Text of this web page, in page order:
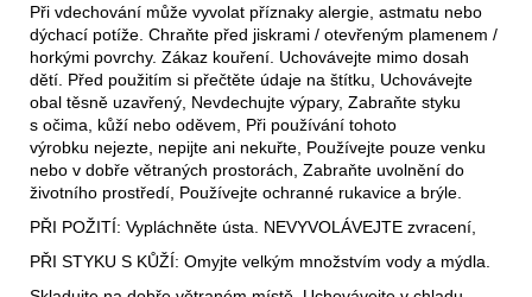
Při vdechování může vyvolat příznaky alergie, astmatu nebo
dýchací potíže. Chraňte před jiskrami / otevřeným plamenem /
horkými povrchy. Zákaz kouření. Uchovávejte mimo dosah
dětí. Před použitím si přečtěte údaje na štítku, Uchovávejte
obal těsně uzavřený, Nevdechujte výpary, Zabraňte styku
s očima, kůží nebo oděvem, Při používání tohoto
výrobku nejezte, nepijte ani nekuřte, Používejte pouze venku
nebo v dobře větraných prostorách, Zabraňte uvolnění do
životního prostředí, Používejte ochranné rukavice a brýle.
PŘI POŽITÍ: Vypláchněte ústa. NEVYVOLÁVEJTE zvracení,
PŘI STYKU S KŮŽÍ: Omyjte velkým množstvím vody a mýdla.